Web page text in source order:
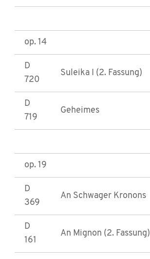
op. 14
D
720
Suleika I (2. Fassung)
D
719
Geheimes
op. 19
D
369
An Schwager Kronons
D
161
An Mignon (2. Fassung)